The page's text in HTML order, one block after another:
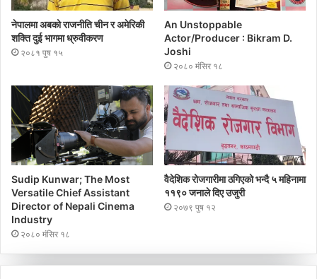
नेपालमा अबको राजनीति चीन र अमेरिकी
शक्ति दुई भागमा ध्रुवीकरण
२०८१ पुष १५
An Unstoppable
Actor/Producer : Bikram D.
Joshi
२०८० मंसिर १८
Sudip Kunwar; The Most
Versatile Chief Assistant
Director of Nepali Cinema
Industry
२०८० मंसिर १८
वैदेशिक रोजगारीमा ठगिएको भन्दै ५ महिनामा
११९० जनाले दिए उजुरी
२०७९ पुष १२